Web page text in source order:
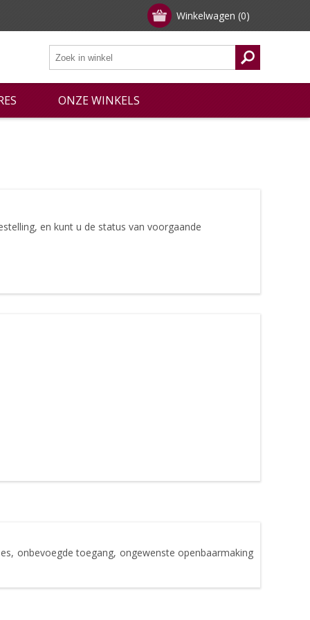
Winkelwagen (0)
ONZE WINKELS
en kunt u de status van voorgaande
onbevoegde toegang, ongewenste openbaarmaking